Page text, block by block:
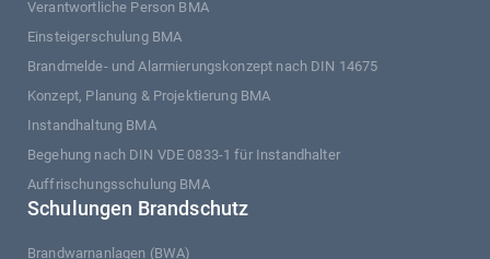
Verantwortliche Person BMA
Einsteigerschulung BMA
Brandmelde- und Alarmierungskonzept nach DIN 14675
Konzept, Planung & Projektierung BMA
Instandhaltung BMA
Begehung nach DIN VDE 0833-1 für Instandhalter
Auffrischungsschulung BMA
Schulungen Brandschutz
Brandwarnanlagen (BWA)